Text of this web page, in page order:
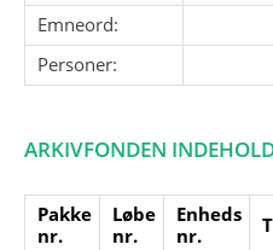
Emneord:
Personer:
ARKIVFONDEN
Pakke
nr.
Løbe
nr.
Enheds
nr.